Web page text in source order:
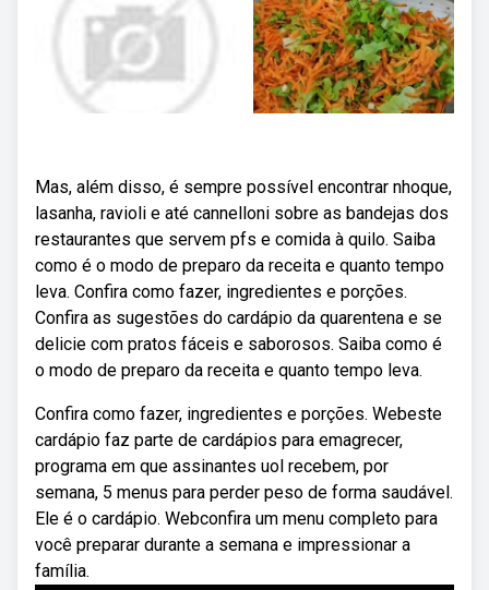
Mas, além disso, é sempre possível encontrar nhoque,
lasanha, ravioli e até cannelloni sobre as bandejas dos
restaurantes que servem pfs e comida à quilo. Saiba
como é o modo de preparo da receita e quanto tempo
leva. Confira como fazer, ingredientes e porções.
Confira as sugestões do cardápio da quarentena e se
delicie com pratos fáceis e saborosos. Saiba como é
o modo de preparo da receita e quanto tempo leva.
Confira como fazer, ingredientes e porções. Webeste
cardápio faz parte de cardápios para emagrecer,
programa em que assinantes uol recebem, por
semana, 5 menus para perder peso de forma saudável.
Ele é o cardápio. Webconfira um menu completo para
você preparar durante a semana e impressionar a
família.